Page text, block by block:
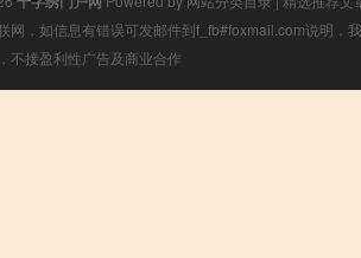
网，如信息有错误可发邮件到f_fb#foxmail.com说明，
不接盈利性广告及商业合作